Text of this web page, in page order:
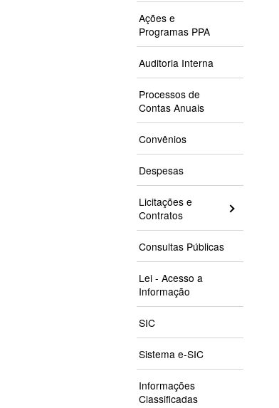
Ações e
Programas PPA
Auditoria Interna
Processos de
Contas Anuais
Convênios
Despesas
Licitações e
Contratos
Consultas Públicas
Lei - Acesso a
Informação
SIC
Sistema e-SIC
Informações
Classificadas